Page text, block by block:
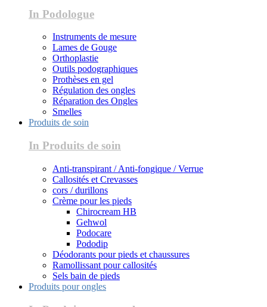
In Podologue
Instruments de mesure
Lames de Gouge
Orthoplastie
Outils podographiques
Prothèses en gel
Régulation des ongles
Réparation des Ongles
Smelles
Produits de soin
In Produits de soin
Anti-transpirant / Anti-fongique / Verrue
Callosités et Crevasses
cors / durillons
Crème pour les pieds
Chirocream HB
Gehwol
Podocare
Pododip
Déodorants pour pieds et chaussures
Ramollissant pour callosités
Sels bain de pieds
Produits pour ongles